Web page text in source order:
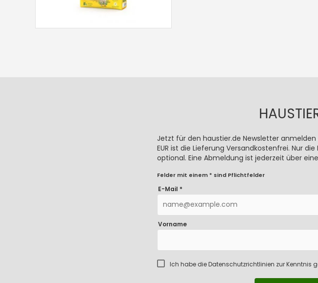
Jetzt für den haustier.de Newsletter anmelden
EUR ist die Lieferung Versandkostenfrei. Nur
optional. Eine Abmeldung ist jederzeit über
Felder mit einem * sind Pflichtfelder
E-Mail *
Vorname
Ich habe dieDatenschutzrichtlinien zur Kenntnis